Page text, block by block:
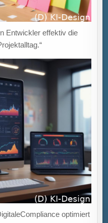
Entwickler effektiv die
optimiert